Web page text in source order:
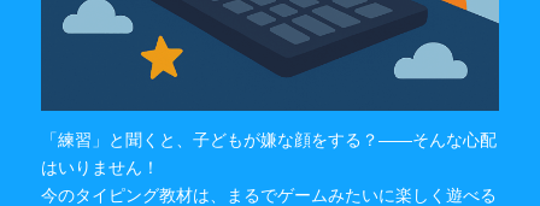
「練習」と聞くと、子どもが嫌な顔をする？――そんな心配
はいりません！
今のタイピング教材は、まるでゲームみたいに楽しく遊べる